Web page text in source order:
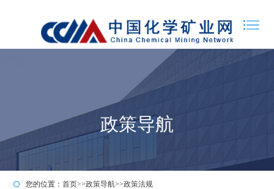
政策导航
您的位置：首页>>政策导航>>政策法规